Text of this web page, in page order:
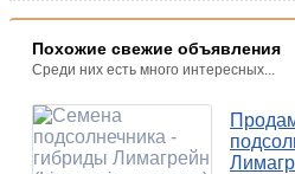
Похожие свежие объявления
Среди них есть много интересных...